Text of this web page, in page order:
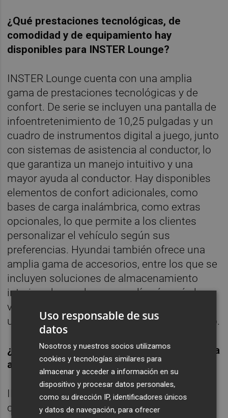
¿Qué prestaciones tecnológicas, de
comodidad y de equipamiento hay
disponibles para INSTER Lounge?
INSTER Lounge cuenta con una amplia
gama de prestaciones tecnológicas y de
confort. De serie se incluyen una pantalla de
infoentretenimiento de 10,25 pulgadas y un
cuadro de instrumentos digital a juego, junto
con sistemas de asistencia al conductor, lo
que garantiza un manejo intuitivo y una
mayor ayuda al conductor. Hay disponibles
elementos de confort adicionales, como
bases de carga inalámbrica, como extras
opcionales, lo que permite a los clientes
personalizar el vehículo según sus
preferencias. Hyundai también ofrece una
amplia gama de accesorios, entre los que se
incluyen soluciones de almacenamiento
interior y bacas, lo que amplía aún más la
versatilidad de INSTER Lounge tanto para el
uso diario como para las actividades de ocio.
¿Qué características mejoran la experiencia
a bordo del coche?
INSTER Lounge incorpora una serie de
características diseñadas para mejorar el
Uso responsable de sus
datos
Nosotros y nuestros socios utilizamos
cookies y tecnologías similares para
almacenar y acceder a información en su
dispositivo y procesar datos personales,
como su dirección IP, identificadores únicos
y datos de navegación, para ofrecer